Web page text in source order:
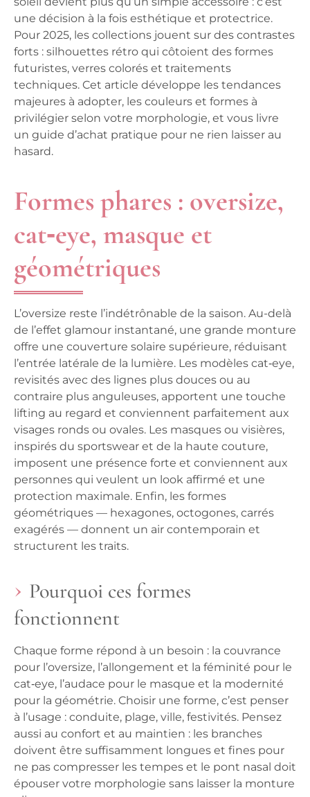
une décision à la fois esthétique et protectrice.
Pour 2025, les collections jouent sur des contrastes
forts : silhouettes rétro qui côtoient des formes
futuristes, verres colorés et traitements
techniques. Cet article développe les tendances
majeures à adopter, les couleurs et formes à
privilégier selon votre morphologie, et vous livre
un guide d’achat pratique pour ne rien laisser au
hasard.
Formes phares : oversize,
cat‑eye, masque et
géométriques
L’oversize reste l’indétrônable de la saison. Au-delà
de l’effet glamour instantané, une grande monture
offre une couverture solaire supérieure, réduisant
l’entrée latérale de la lumière. Les modèles cat‑eye,
revisités avec des lignes plus douces ou au
contraire plus anguleuses, apportent une touche
lifting au regard et conviennent parfaitement aux
visages ronds ou ovales. Les masques ou visières,
inspirés du sportswear et de la haute couture,
imposent une présence forte et conviennent aux
personnes qui veulent un look affirmé et une
protection maximale. Enfin, les formes
géométriques — hexagones, octogones, carrés
exagérés — donnent un air contemporain et
structurent les traits.
Pourquoi ces formes
fonctionnent
Chaque forme répond à un besoin : la couvrance
pour l’oversize, l’allongement et la féminité pour le
cat‑eye, l’audace pour le masque et la modernité
pour la géométrie. Choisir une forme, c’est penser
à l’usage : conduite, plage, ville, festivités. Pensez
aussi au confort et au maintien : les branches
doivent être suffisamment longues et fines pour
ne pas compresser les tempes et le pont nasal doit
épouser votre morphologie sans laisser la monture